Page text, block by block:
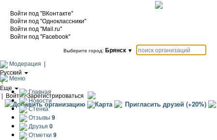
Войти под "ВКонтакте"
Войти под "Одноклассники"
Войти под "Mail.ru"
Войти под "Facebook"
Выберите город: Брянск ▼
Модерация |
Русский
|
Еще
| Войти / Зарегистрироваться
Добавить организацию Карта Пригласить друзей (+20%)
Меню
Главная
Новости
Стенка
Отзывы 9
Друзья 0
Отметки 9